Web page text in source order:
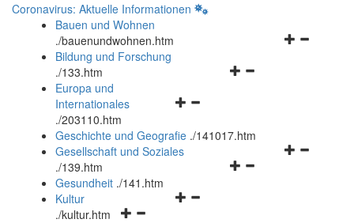
Coronavirus: Aktuelle Informationen
Bauen und Wohnen
./bauenundwohnen.htm
Navigationsmenü
Bildung und Forschung
./133.htm
Navigationsmenü
und
schließen
Europa und
Internationales
./203110.htm
Geschichte und Geografie ./141017.htm
Navigationsmenü
Gesellschaft und Soziales
./139.htm
Navigationsmenü
Gesundheit ./141.htm
Navigationsmenü
Kultur
./kultur.htm